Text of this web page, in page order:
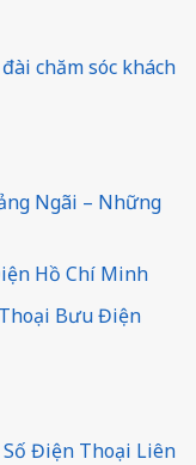
chăm sóc khách
Ngãi – Những
Hồ Chí Minh
Bưu Điện
Điện Thoại Liên